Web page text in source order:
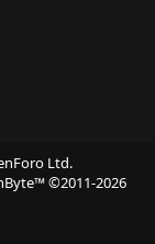
Ltd.
©2011-2026